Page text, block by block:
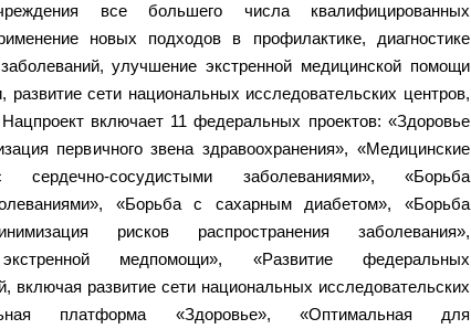
все большего числа квалифицированных
новых подходов в профилактике, диагностике
улучшение экстренной медицинской помощи
развитие сети национальных исследовательских центров,
включает 11 федеральных проектов: «Здоровье
первичного звена здравоохранения», «Медицинские
сосудистыми заболеваниями», «Борьба
«Борьба с сахарным диабетом», «Борьба
рисков распространения заболевания»,
экстренной медпомощи», «Развитие федеральных
включая развитие сети национальных исследовательских
платформа «Здоровье», «Оптимальная для